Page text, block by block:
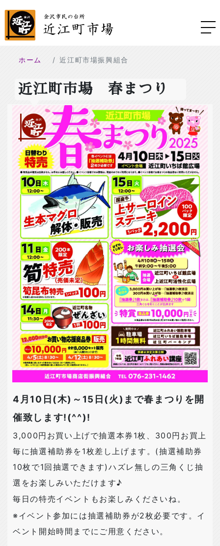
ホーム 近江町市場振興組合
近江町市場 春まつり
4月10日(木)～15日(火)まで春まつりを開
催致します!(^^)!
3,000円お買い上げで抽選本券1枚、300円お買上
毎に抽選補助券を1枚差し上げます。(抽選補助券
10枚で1回抽選できます)ハズレ無しの三角くじ抽
選をお楽しみいただけます♪
毎日の特売イベントもお楽しみくださいね。
※イベント参加には抽選補助券が2枚必要です。イ
ベント開始時間までにご用意ください。